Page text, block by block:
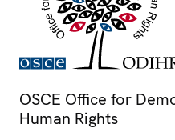
OSCE Office for
Human Rights